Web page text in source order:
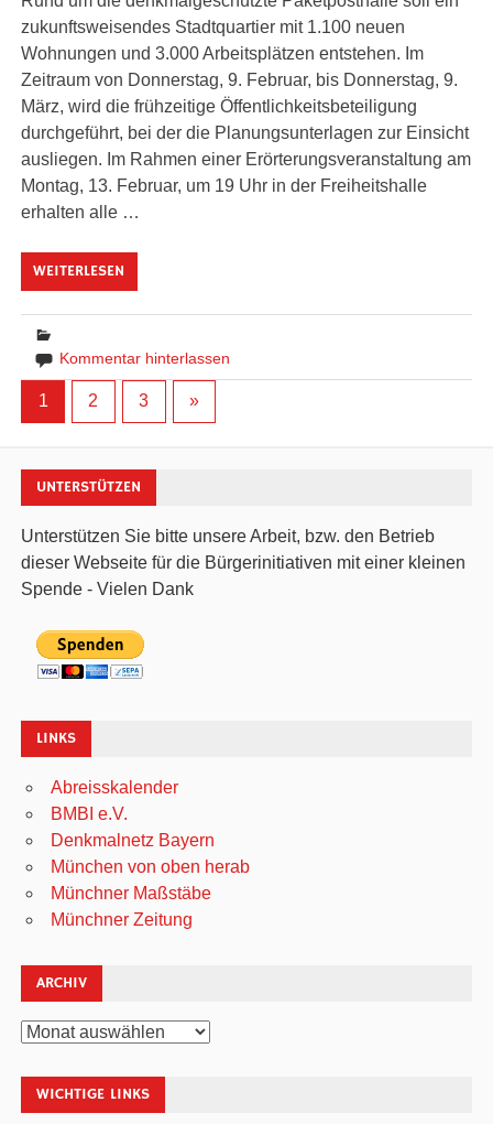
zukunftsweisendes Stadtquartier mit 1.100 neuen
Wohnungen und 3.000 Arbeitsplätzen entstehen. Im
Zeitraum von Donnerstag, 9. Februar, bis Donnerstag, 9.
März, wird die frühzeitige Öffentlichkeitsbeteiligung
durchgeführt, bei der die Planungsunterlagen zur Einsicht
ausliegen. Im Rahmen einer Erörterungsveranstaltung am
Montag, 13. Februar, um 19 Uhr in der Freiheitshalle
erhalten alle …
WEITERLESEN
Kommentar hinterlassen
1 2 3 »
UNTERSTÜTZEN
Unterstützen Sie bitte unsere Arbeit, bzw. den Betrieb
dieser Webseite für die Bürgerinitiativen mit einer kleinen
Spende - Vielen Dank
LINKS
Abreisskalender
BMBI e.V.
Denkmalnetz Bayern
München von oben herab
Münchner Maßstäbe
Münchner Zeitung
ARCHIV
Archiv
WICHTIGE LINKS